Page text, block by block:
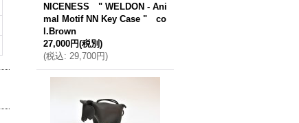
NICENESS " WELDON - Ani
mal Motif NN Key Case " co
l.Brown
27,000円(税別)
(税込: 29,700円)